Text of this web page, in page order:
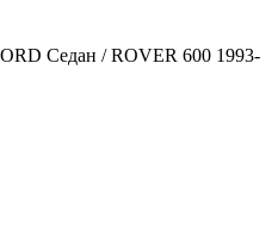
Седан / ROVER 600 1993-